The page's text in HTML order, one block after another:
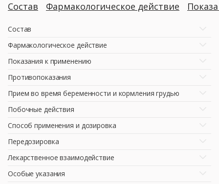
Состав Фармакологическое действие
Состав
Фармакологическое действие
Показания к применению
Противопоказания
Прием во время беременности и кормления грудью
Побочные действия
Способ применения и дозировка
Передозировка
Лекарственное взаимодействие
Особые указания